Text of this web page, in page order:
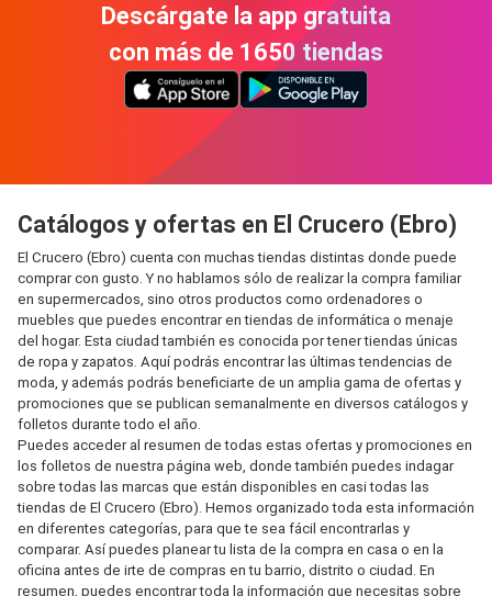
Descárgate la app gratuita
con más de 1650 tiendas
Catálogos y ofertas en El Crucero (Ebro)
El Crucero (Ebro) cuenta con muchas tiendas distintas donde puede
comprar con gusto. Y no hablamos sólo de realizar la compra familiar
en supermercados, sino otros productos como ordenadores o
muebles que puedes encontrar en tiendas de informática o menaje
del hogar. Esta ciudad también es conocida por tener tiendas únicas
de ropa y zapatos. Aquí podrás encontrar las últimas tendencias de
moda, y además podrás beneficiarte de un amplia gama de ofertas y
promociones que se publican semanalmente en diversos catálogos y
folletos durante todo el año.
Puedes acceder al resumen de todas estas ofertas y promociones en
los folletos de nuestra página web, donde también puedes indagar
sobre todas las marcas que están disponibles en casi todas las
tiendas de El Crucero (Ebro). Hemos organizado toda esta información
en diferentes categorías, para que te sea fácil encontrarlas y
comparar. Así puedes planear tu lista de la compra en casa o en la
oficina antes de irte de compras en tu barrio, distrito o ciudad. En
resumen, puedes encontrar toda la información que necesitas sobre